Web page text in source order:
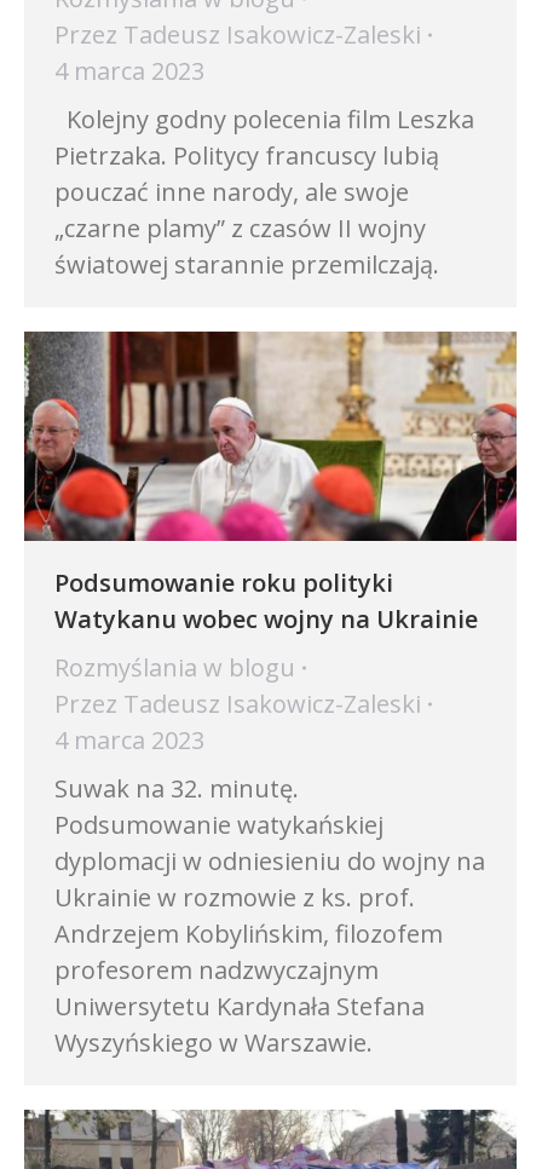
Przez Tadeusz Isakowicz-Zaleski
4 marca 2023
Kolejny godny polecenia film Leszka
Pietrzaka. Politycy francuscy lubią
pouczać inne narody, ale swoje
„czarne plamy” z czasów II wojny
światowej starannie przemilczają.
Podsumowanie roku polityki
Watykanu wobec wojny na Ukrainie
Rozmyślania w blogu
Przez Tadeusz Isakowicz-Zaleski
4 marca 2023
Suwak na 32. minutę.
Podsumowanie watykańskiej
dyplomacji w odniesieniu do wojny na
Ukrainie w rozmowie z ks. prof.
Andrzejem Kobylińskim, filozofem
profesorem nadzwyczajnym
Uniwersytetu Kardynała Stefana
Wyszyńskiego w Warszawie.